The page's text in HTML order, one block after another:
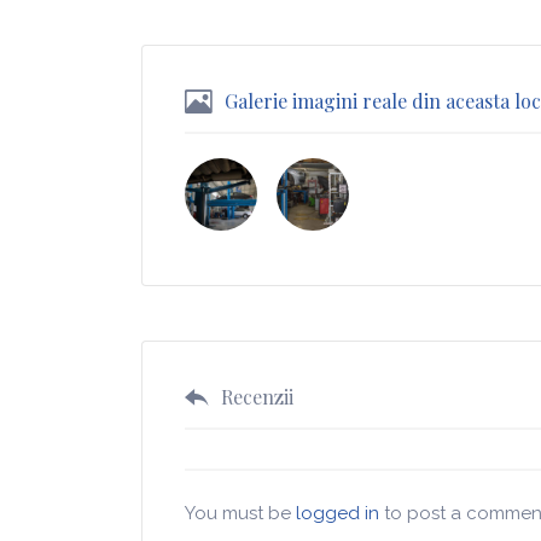
Galerie imagini reale din aceasta
Recenzii
You must be logged in to post a